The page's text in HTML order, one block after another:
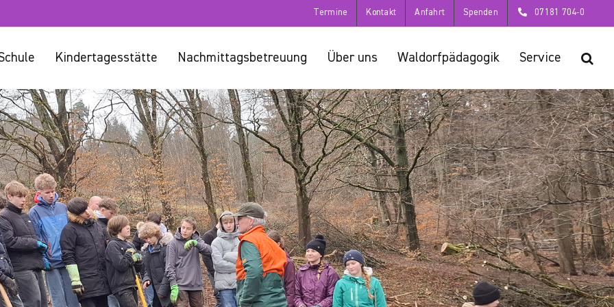
Termine Kontakt Anfahrt Spenden 07181 704-0
Kindertagesstätte Nachmittagsbetreuung Über uns Waldorfpädagogik Service